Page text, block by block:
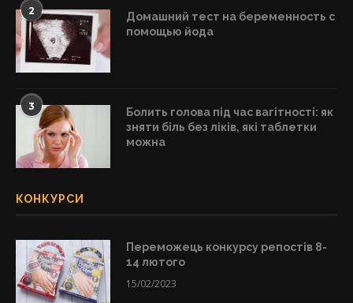
2
Домашний тест на беременность с
помощью йода
3
Болить голова під час вагітності: як
зняти біль без ліків, які таблетки
можна
КОНКУРСИ
Переможець конкурсу репостів 8-
14 лютого
15/02/2023